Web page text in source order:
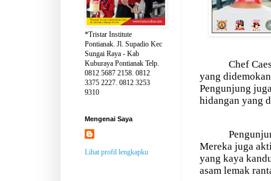
Chef
yang
Pengunjung
hidangan yang
Mereka juga
yang kaya
asam lemak
*Tristar Institute
Pontianak. Jl. Supadio Kec
Sungai Raya - Kab
Kuburaya Pontianak Telp.
0812 5687 2158. 0812
3375 2227. 0812 3253
9310
Mengenai Saya
Lihat profil lengkapku